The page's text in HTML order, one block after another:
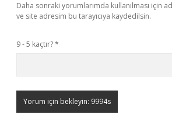
Daha sonraki yorumlarımda kullanılması için
ve site adresim bu tarayıcıya kaydedilsin.
9 - 5 kaçtır?*